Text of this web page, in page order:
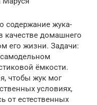
содержание жука-
качестве домашнего
его жизни. Задачи:
ёмкости.
чтобы жук мог
условиях,
от естественных